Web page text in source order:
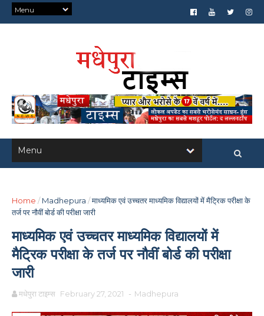
Home / Madhepura /माध्यमिक एवं उच्चतर माध्यमिक विद्यालयों में मैट्रिक परीक्षा के
तर्ज पर नौवीं बोर्ड की परीक्षा जारी
माध्यमिक एवं उच्चतर माध्यमिक विद्यालयों में
मैट्रिक परीक्षा के तर्ज पर नौवीं बोर्ड की परीक्षा
जारी
मधेपुरा टाइम्स February 27, 2021 - Madhepura